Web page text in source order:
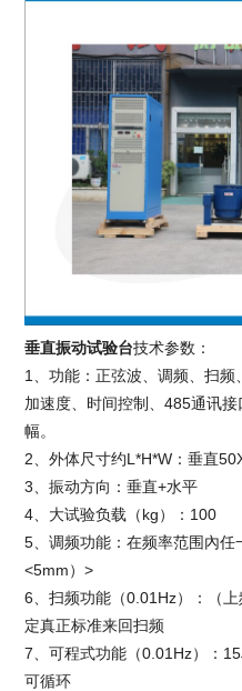
垂直振动试验台技术参数：
1、功能：正弦波、调频、扫
加速度、时间控制、485通讯
幅。
2、外体尺寸约L*H*W：垂直
3、振动方向：垂直+水平
4、大试验负载（kg）：100
5、调频功能：在频率范围內
<5mm）>
6、扫频功能（0.01Hz）：（
定真正标准来回扫频
7、可程式功能（0.01Hz）：
可循环